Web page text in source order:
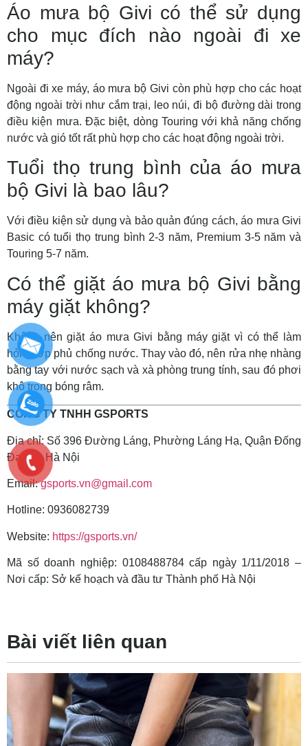
Áo mưa bộ Givi có thể sử dụng
cho mục đích nào ngoài đi xe
máy?
Ngoài đi xe máy, áo mưa bộ Givi còn phù hợp cho các hoạt
động ngoài trời như cắm trại, leo núi, đi bộ đường dài trong
điều kiện mưa. Đặc biệt, dòng Touring với khả năng chống
nước và gió tốt rất phù hợp cho các hoạt động ngoài trời.
Tuổi thọ trung bình của áo mưa
bộ Givi là bao lâu?
Với điều kiện sử dụng và bảo quản đúng cách, áo mưa Givi
Basic có tuổi thọ trung bình 2-3 năm, Premium 3-5 năm và
Touring 5-7 năm.
Có thể giặt áo mưa bộ Givi bằng
máy giặt không?
Không nên giặt áo mưa Givi bằng máy giặt vì có thể làm
hỏng lớp phủ chống nước. Thay vào đó, nên rửa nhẹ nhàng
bằng tay với nước sạch và xà phòng trung tính, sau đó phơi
khô trong bóng râm.
CÔNG TY TNHH GSPORTS
Địa chỉ: Số 396 Đường Láng, Phường Láng Hạ, Quận Đống
Đa, TP. Hà Nội
Email:gsports.vn@gmail.com
Hotline: 0936082739
Website: https://gsports.vn/
Mã số doanh nghiệp: 0108488784 cấp ngày 1/11/2018 –
Nơi cấp: Sở kế hoạch và đầu tư Thành phố Hà Nội
Bài viết liên quan